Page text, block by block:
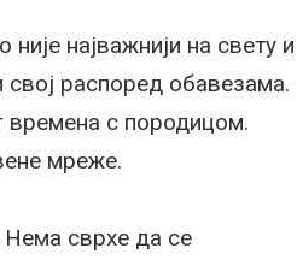
најважнији на свету и
распоред обавезама.
времена с породицом.
мреже.
сврхе да се